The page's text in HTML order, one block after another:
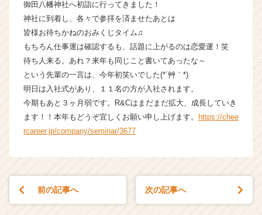
ト
届
く
就
活
サ
イ
ト
ア
リ
御田八幡神社へ初詣に行ってきました！
神社に到着し、各々で参拝を済ませたあとは
皆様お待ちかねのおみくじタイム♫
もちろん仕事運は確認するも、話題に上がるのは恋愛運！笑
待ち人来る。あれ？来年も同じこと書いてあったな～
という先輩の一言は、今年初笑いでした(*´艸｀*)
明日は入社式があり、１１名の方が入社されます。
今期もあと３ヶ月弱です。R&Cはまだまだ拡大、成長していき
ます！！本年もどうぞ宜しくお願い申し上げます。 https://chee
rcareer.jp/company/seminar/3677
前の記事へ 次の記事へ